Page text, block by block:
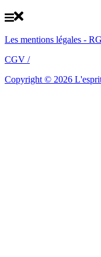
Les mentions légales -
CGV /
Copyright © 2026